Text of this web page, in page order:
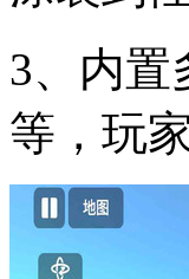
3、内置
等，玩